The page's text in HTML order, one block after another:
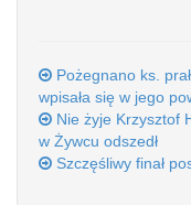
Pożegnano ks.
wpisała się w jego
Nie żyje Krzysztof
w Żywcu odszedł
Szczęśliwy finał